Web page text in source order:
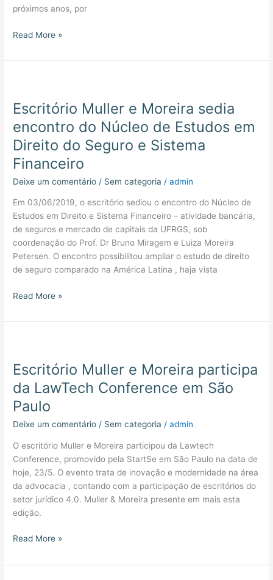
próximos anos, por
Read More »
Escritório Muller e Moreira sedia
encontro do Núcleo de Estudos em
Direito do Seguro e Sistema
Financeiro
Deixe um comentário / Sem categoria /admin
Em 03/06/2019, o escritório sediou o encontro do Núcleo de
Estudos em Direito e Sistema Financeiro – atividade bancária,
de seguros e mercado de capitais da UFRGS, sob
coordenação do Prof. Dr Bruno Miragem e Luiza Moreira
Petersen. O encontro possibilitou ampliar o estudo de direito
de seguro comparado na América Latina , haja vista
e
sedia
encontro
do
de
Estudos
em
Direito
do
Seguro
e
Financeiro
Read More »
Escritório Muller e Moreira participa
da LawTech Conference em São
Paulo
Deixe um comentário / Sem categoria /admin
O escritório Muller e Moreira participou da Lawtech
Conference, promovido pela StartSe em São Paulo na data de
hoje, 23/5. O evento trata de inovação e modernidade na área
da advocacia , contando com a participação de escritórios do
setor jurídico 4.0. Muller & Moreira presente em mais esta
edição.
e
Moreira
participa
da
LawTech
em
São
Paulo
Read More »